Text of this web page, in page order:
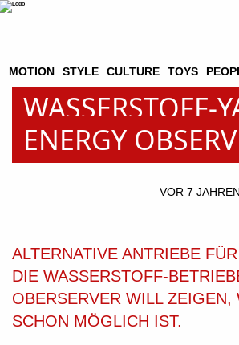
MOTION STYLE CULTURE TOYS
WASSERSTOFF-
ENERGY
VOR 7 JAHREN
ALTERNATIVE ANTRIEBE
DIE WASSERSTOFF-
OBERSERVER WILL ZEIGEN,
SCHON MÖGLICH IST.